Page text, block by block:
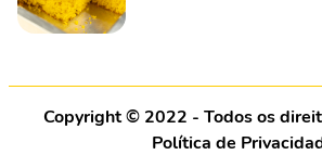
Copyright © 2022 - Todos os
Política de